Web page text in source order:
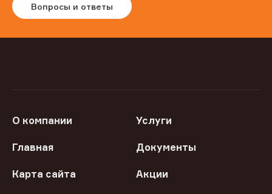
Вопросы и ответы
О компании Услуги
Главная Документы
Карта сайта Акции